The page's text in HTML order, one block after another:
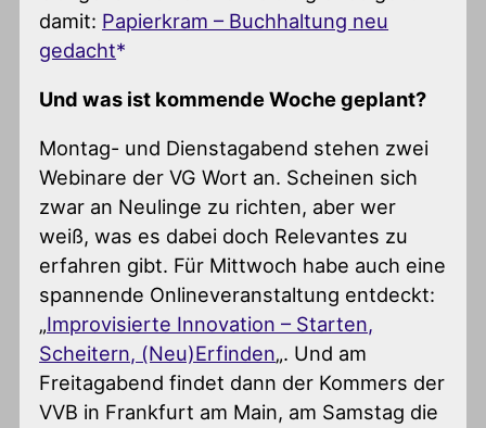
damit: Papierkram – Buchhaltung neu
gedacht
Und was ist kommende Woche geplant?
Montag- und Dienstagabend stehen zwei
Webinare der VG Wort an. Scheinen sich
zwar an Neulinge zu richten, aber wer
weiß, was es dabei doch Relevantes zu
erfahren gibt. Für Mittwoch habe auch eine
spannende Onlineveranstaltung entdeckt:
„Improvisierte Innovation – Starten,
Scheitern, (Neu)Erfinden„. Und am
Freitagabend findet dann der Kommers der
VVB in Frankfurt am Main, am Samstag die